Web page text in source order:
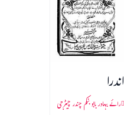
اندرا
رائے بہادر بابو بنکم چندر چیٹرجی